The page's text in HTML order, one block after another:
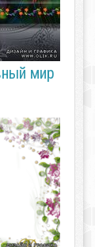
мир